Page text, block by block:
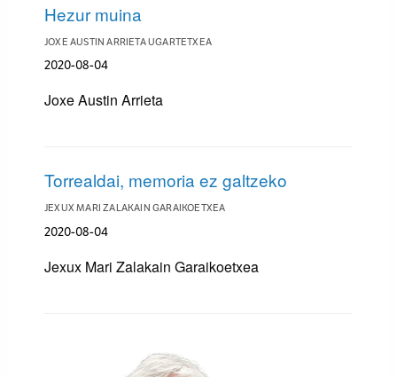
Hezur muina
JOXE AUSTIN ARRIETA UGARTETXEA
2020-08-04
Joxe Austin Arrieta
Torrealdai, memoria ez galtzeko
JEXUX MARI ZALAKAIN GARAIKOETXEA
2020-08-04
Jexux Mari Zalakain Garaikoetxea